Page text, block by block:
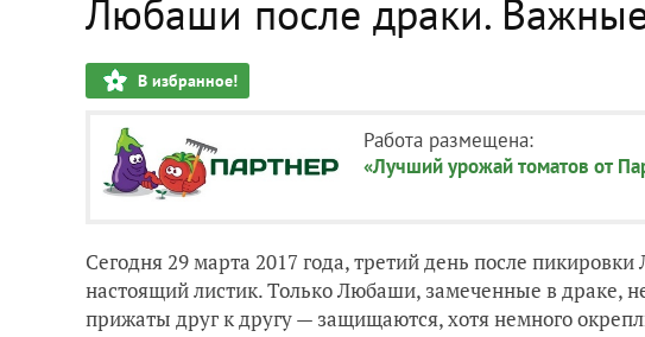
Любаши после драки.
В избранное!
Работа размещена:
«Лучший урожай томатов от
Сегодня 29 марта 2017 года, третий день после
настоящий листик. Только Любаши, замеченные в драке,
прижаты друг к другу — защищаются, хотя немного